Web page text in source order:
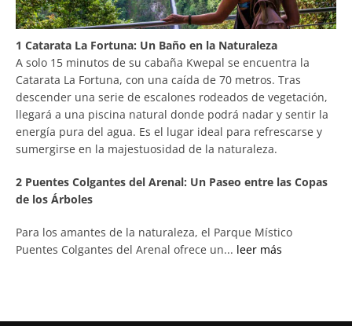
1 Catarata La Fortuna: Un Baño en la Naturaleza
A solo 15 minutos de su cabaña Kwepal se encuentra la
Catarata La Fortuna, con una caída de 70 metros. Tras
descender una serie de escalones rodeados de vegetación,
llegará a una piscina natural donde podrá nadar y sentir la
energía pura del agua. Es el lugar ideal para refrescarse y
sumergirse en la majestuosidad de la naturaleza.
2 Puentes Colgantes del Arenal: Un Paseo entre las Copas
de los Árboles
Para los amantes de la naturaleza, el Parque Místico
Puentes Colgantes del Arenal ofrece un... leer más